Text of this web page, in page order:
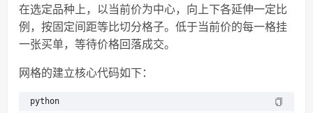
在选定品种上，以当前价为中心，向上下各延伸一定比
例，按固定间距等比切分格子。低于当前价的每一格挂
一张买单，等待价格回落成交。
网格的建立核心代码如下：
python